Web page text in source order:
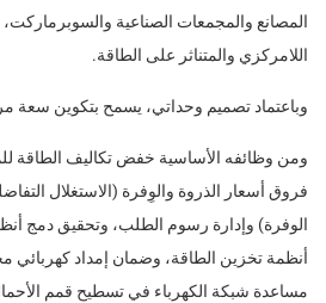
المصانع والمجمعات الصناعية
اللامركزي والمتناثر على الطاقة.
وباعتماد تصميم وحداتي، يسمح بتكوين سعة
ومن وظائفه الأساسية خفض تكاليف الطاقة
فروق أسعار الذروة والوِفرة (الاستغلال
الوفرة) وإدارة رسوم الطلب، وتحقيق دمج
أنظمة تخزين الطاقة، وضمان إمداد
مساعدة شبكة الكهرباء في تسطيح قمم